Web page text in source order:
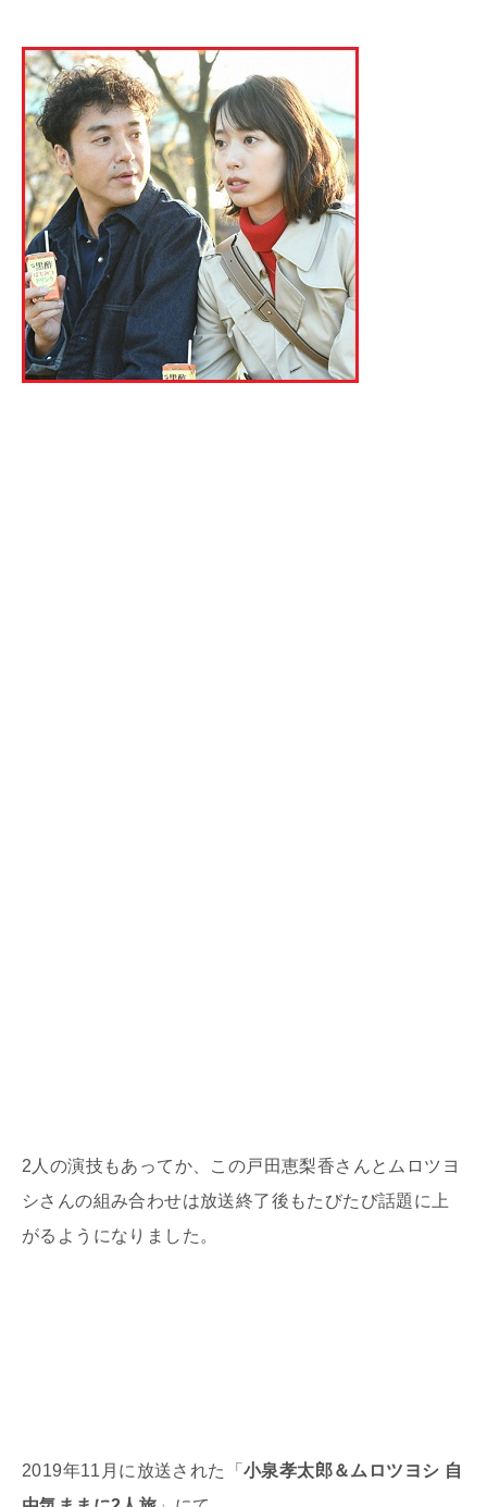
2人の演技もあってか、この戸田恵梨香さんとムロツヨ
シさんの組み合わせは放送終了後もたびたび話題に上
がるようになりました。
2019年11月に放送された「 小泉孝太郎＆ムロツヨシ 自